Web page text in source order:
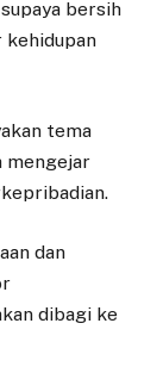
bersih
kehidupan
tema
mengejar
dan
dibagi ke